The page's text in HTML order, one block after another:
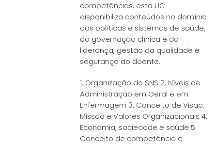
competências, esta UC
disponibiliza conteúdos no domínio
das políticas e sistemas de saúde,
da governação clínica e da
liderança, gestão da qualidade e
segurança do doente.
1. Organização do SNS 2. Níveis de
Administração em Geral e em
Enfermagem 3. Conceito de Visão,
Missão e Valores Organizacionais 4.
Economia, sociedade e saúde 5.
Conceito de competência e